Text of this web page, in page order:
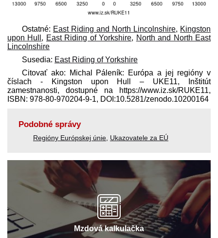
Ostatné: East Riding and North Lincolnshire, Kingston
upon Hull , East Riding of Yorkshire, North and North East
Lincolnshire
Susedia: East Riding of Yorkshire
Citovať ako: Michal Páleník: Európa a jej regióny v
číslach - Kingston upon Hull – UKE11, Inštitút
zamestnanosti, dostupné na https://www.iz.sk/​RUKE11,
ISBN: 978-80-970204-9-1, DOI:10.5281/zenodo.10200164
Podobné správy
Regióny Európskej únie Ukazovatele za EÚ
Mzdová kalkulačka